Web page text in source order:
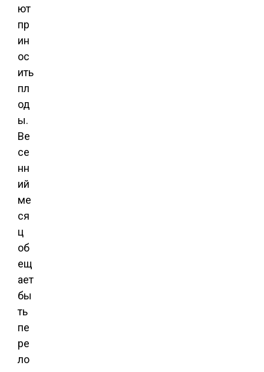
ют
пр
ин
ос
ить
пл
од
ы.
Ве
се
нн
ий
ме
ся
ц
об
ещ
ает
бы
ть
пе
ре
ло